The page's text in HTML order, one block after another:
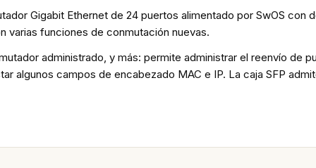
Gigabit Ethernet de 24 puertos alimentado por SwOS con
funciones de conmutación nuevas.
administrado, y más: permite administrar el reenvío de
algunos campos de encabezado MAC e IP. La caja SFP